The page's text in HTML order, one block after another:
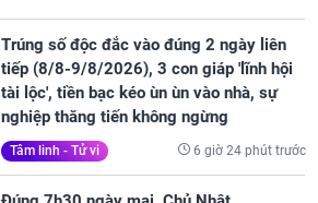
Trúng số độc đắc vào đúng 2 ngày liên
tiếp (8/8-9/8/2026), 3 con giáp 'lĩnh hội
tài lộc', tiền bạc kéo ùn ùn vào nhà, sự
nghiệp thăng tiến không ngừng
Tâm linh - Tử vi 6 giờ 24 phút trước